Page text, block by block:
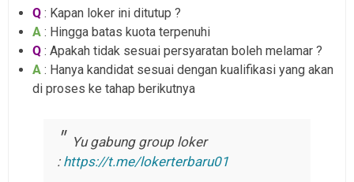
Q : Kapan loker ini ditutup ?
A : Hingga batas kuota terpenuhi
Q : Apakah tidak sesuai persyaratan boleh melamar ?
A : Hanya kandidat sesuai dengan kualifikasi yang akan
di proses ke tahap berikutnya
Yu gabung group loker
: https://t.me/lokerterbaru01